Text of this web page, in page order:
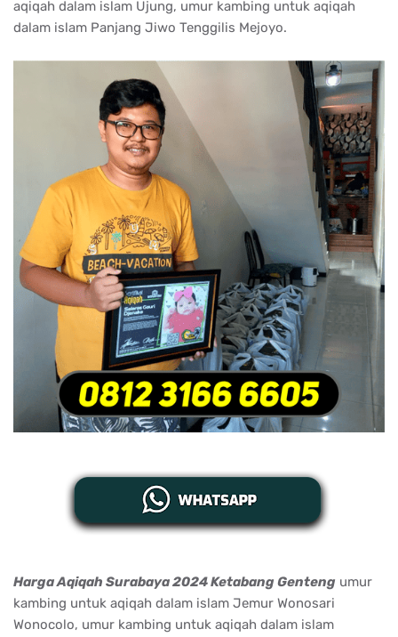
aqiqah dalam islam Ujung, umur kambing untuk aqiqah
dalam islam Panjang Jiwo Tenggilis Mejoyo.
Harga Aqiqah Surabaya 2024 Ketabang Genteng umur
kambing untuk aqiqah dalam islam Jemur Wonosari
Wonocolo, umur kambing untuk aqiqah dalam islam